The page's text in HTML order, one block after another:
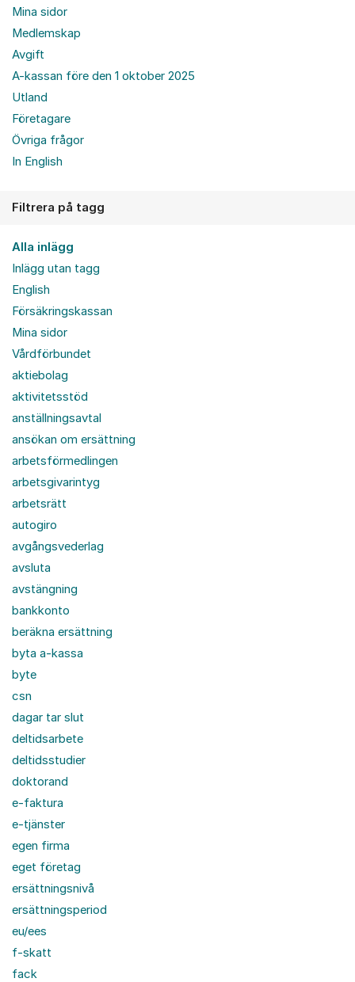
Mina sidor
Medlemskap
Avgift
A-kassan före den 1 oktober 2025
Utland
Företagare
Övriga frågor
In English
Filtrera på tagg
Alla inlägg
Inlägg utan tagg
English
Försäkringskassan
Mina sidor
Vårdförbundet
aktiebolag
aktivitetsstöd
anställningsavtal
ansökan om ersättning
arbetsförmedlingen
arbetsgivarintyg
arbetsrätt
autogiro
avgångsvederlag
avsluta
avstängning
bankkonto
beräkna ersättning
byta a-kassa
byte
csn
dagar tar slut
deltidsarbete
deltidsstudier
doktorand
e-faktura
e-tjänster
egen firma
eget företag
ersättningsnivå
ersättningsperiod
eu/ees
f-skatt
fack